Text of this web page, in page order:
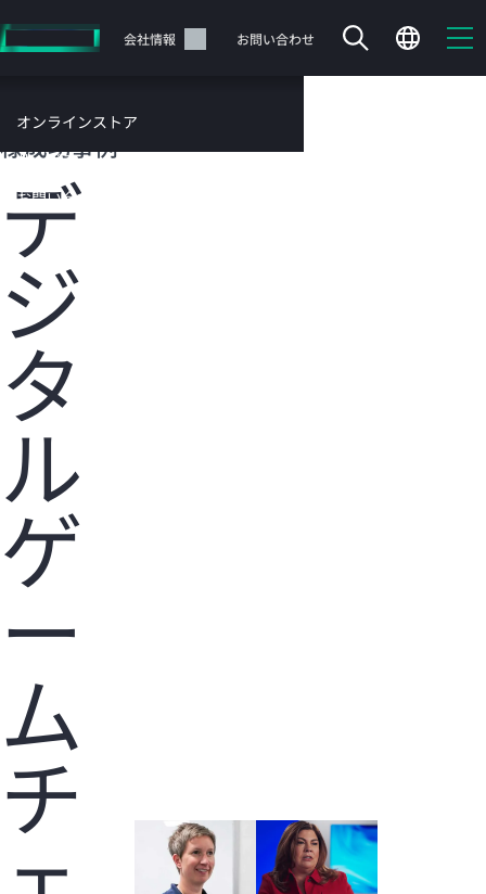
イ
テ
に
ッ
会社情報 お問い合わせ
オンラインストア
サービス
お問い合わせ
HPEのお客
様成功事例
デ
ジ
タ
ル
ゲ
ー
ム
チ